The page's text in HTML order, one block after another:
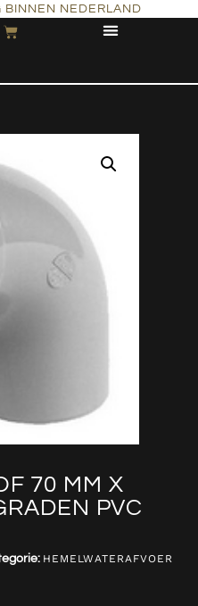
BINNEN NEDERLAND
70 MM X
PVC
HEMELWATERAFVOER